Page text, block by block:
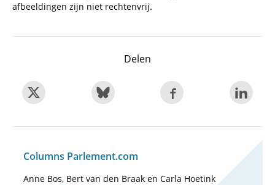
afbeeldingen zijn niet rechtenvrij.
Delen
Columns Parlement.com
Anne Bos, Bert van den Braak en Carla Hoetink